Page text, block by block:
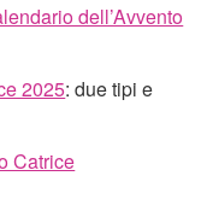
dell’Avvento
2025: due tipi e
Catrice